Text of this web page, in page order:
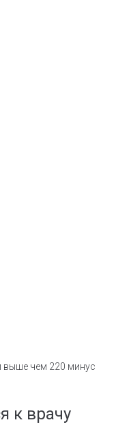
выше чем 220 минус
к врачу